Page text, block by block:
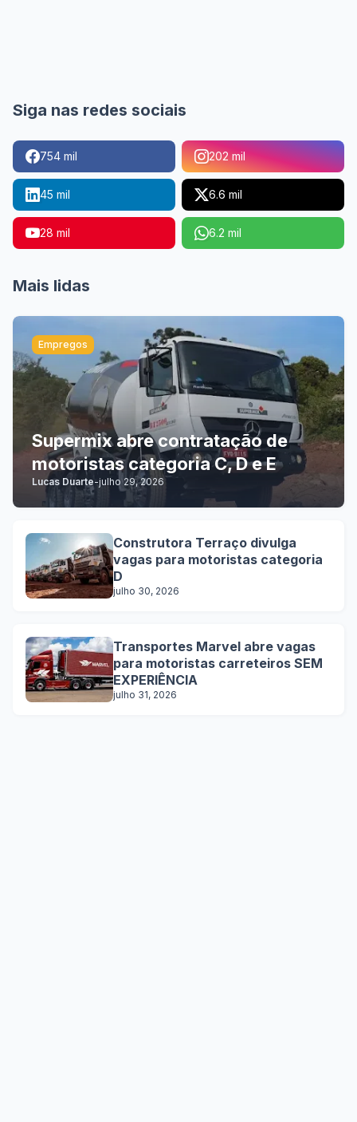
Siga nas redes sociais
754 mil 202 mil
45 mil 6.6 mil
28 mil 6.2 mil
Mais lidas
Empregos
Supermix abre contratação de
motoristas categoria C, D e E
Lucas Duarte-julho 29, 2026
Construtora Terraço divulga
vagas para motoristas categoria
D
julho 30, 2026
Transportes Marvel abre vagas
para motoristas carreteiros SEM
EXPERIÊNCIA
julho 31, 2026